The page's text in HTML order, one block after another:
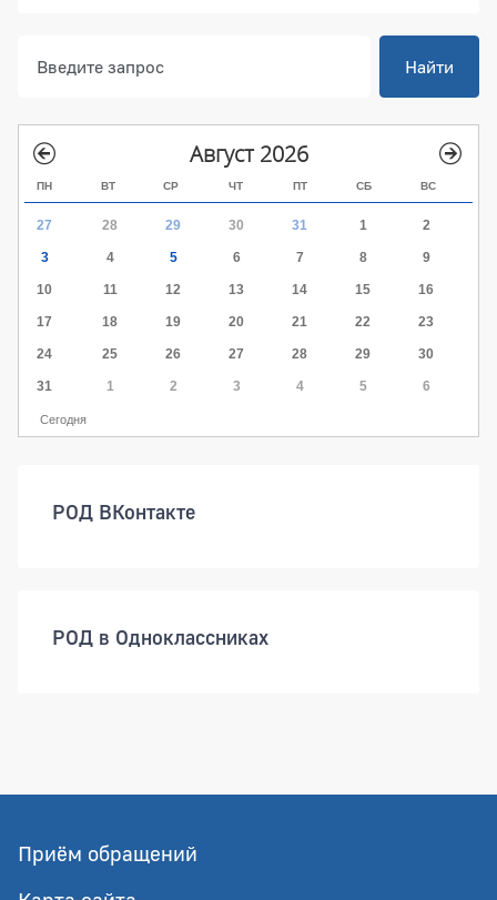
Найти
Август 2026
ПН ВТ СР ЧТ ПТ СБ ВС
27 28 29 30 31 1 2
3 4 5 6 7 8 9
10 11 12 13 14 15 16
17 18 19 20 21 22 23
24 25 26 27 28 29 30
31 1 2 3 4 5 6
Сегодня
РОД ВКонтакте
РОД в Одноклассниках
Приём обращений